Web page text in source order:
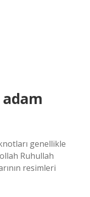
genellikle
Ruhullah
resimleri